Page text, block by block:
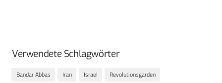
Verwendete Schlagwörter
Bandar Abbas Iran Israel Revolutionsgarden